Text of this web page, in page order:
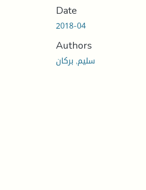
Date
2018-04
Authors
سليم, بركان